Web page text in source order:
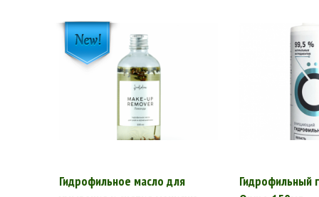
Гидрофильное масло для
Гидрофильный